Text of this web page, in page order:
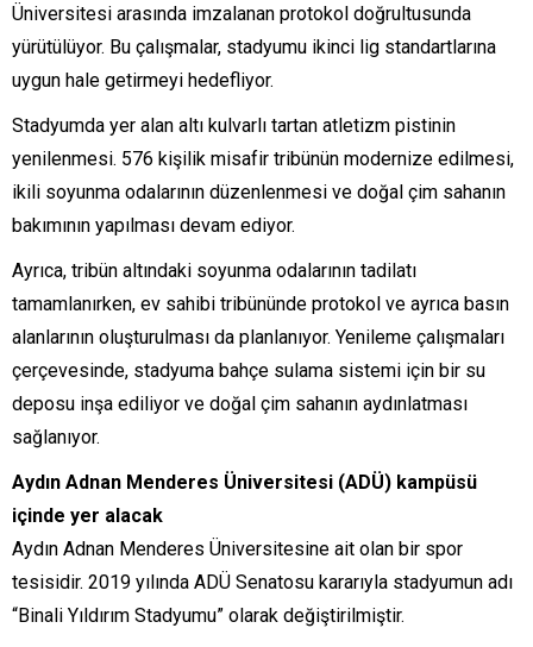
Üniversitesi arasında imzalanan protokol doğrultusunda
yürütülüyor. Bu çalışmalar, stadyumu ikinci lig standartlarına
uygun hale getirmeyi hedefliyor.
Stadyumda yer alan altı kulvarlı tartan atletizm pistinin
yenilenmesi. 576 kişilik misafir tribünün modernize edilmesi,
ikili soyunma odalarının düzenlenmesi ve doğal çim sahanın
bakımının yapılması devam ediyor.
Ayrıca, tribün altındaki soyunma odalarının tadilatı
tamamlanırken, ev sahibi tribününde protokol ve ayrıca basın
alanlarının oluşturulması da planlanıyor. Yenileme çalışmaları
çerçevesinde, stadyuma bahçe sulama sistemi için bir su
deposu inşa ediliyor ve doğal çim sahanın aydınlatması
sağlanıyor.
Aydın Adnan Menderes Üniversitesi (ADÜ) kampüsü
içinde yer alacak
Aydın Adnan Menderes Üniversitesine ait olan bir spor
tesisidir. 2019 yılında ADÜ Senatosu kararıyla stadyumun adı
“Binali Yıldırım Stadyumu” olarak değiştirilmiştir.